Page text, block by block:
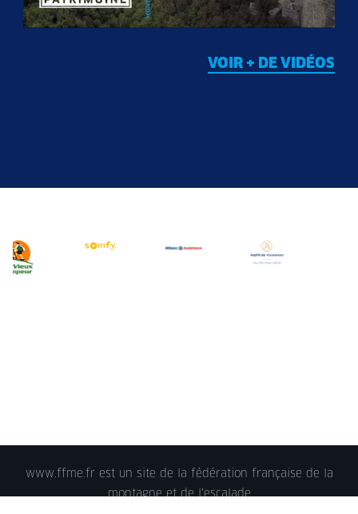
VOIR + DE VIDÉOS
www.ffme.fr est un site de la fédération française de la
montagne et de l'escalade